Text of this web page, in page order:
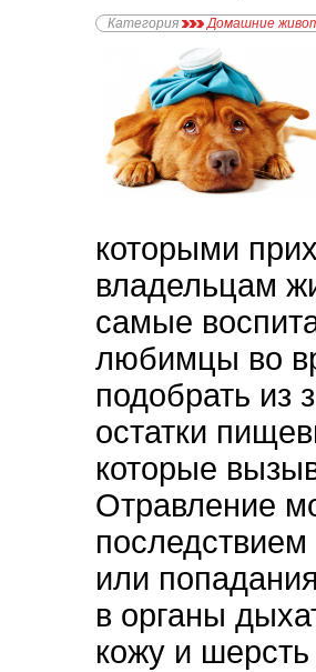
Категория Домашние
которыми
владельцам
самые
любимцы во
подобрать из
остатки
которые
Отравление
или
в органы
кожу и шерсть